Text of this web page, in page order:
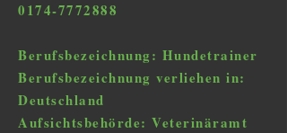
0174-7772888
Berufsbezeichnung: Hundetrainer
Berufsbezeichnung verliehen in:
Deutschland
Aufsichtsbehörde: Veterinäramt